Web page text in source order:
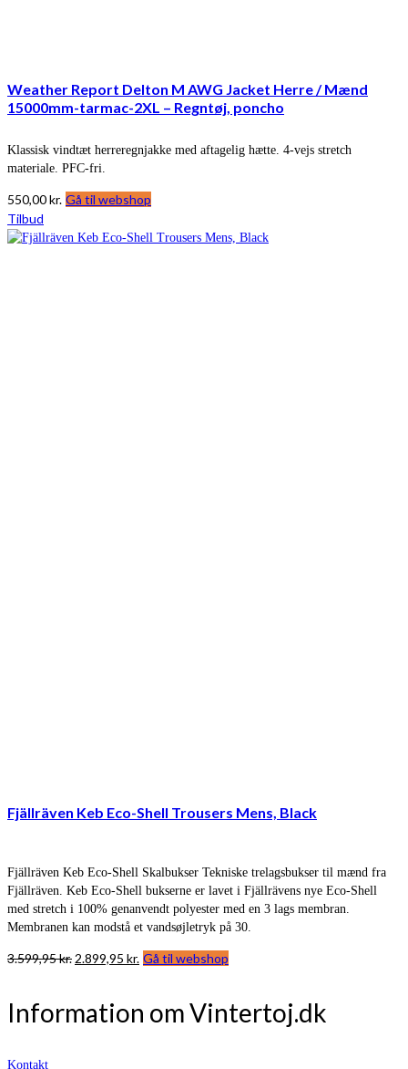
Weather Report Delton M AWG Jacket Herre / Mænd
15000mm-tarmac-2XL – Regntøj, poncho
Klassisk vindtæt herreregnjakke med aftagelig hætte. 4-vejs stretch
materiale. PFC-fri.
550,00kr. Gå til webshop
Tilbud
Fjällräven Keb Eco-Shell Trousers Mens, Black
Fjällräven Keb Eco-Shell Skalbukser Tekniske trelagsbukser til mænd fra
Fjällräven. Keb Eco-Shell bukserne er lavet i Fjällrävens nye Eco-Shell
med stretch i 100% genanvendt polyester med en 3 lags membran.
Membranen kan modstå et vandsøjletryk på 30.
3.599,95kr. Den
var:
2.899,95 kr. Den
er:
Gå til webshop
Information om Vintertoj.dk
Kontakt